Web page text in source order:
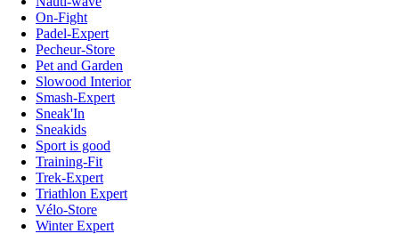
On-Fight
Padel-Expert
Pecheur-Store
Pet and Garden
Slowood Interior
Smash-Expert
Sneak'In
Sneakids
Sport is good
Training-Fit
Trek-Expert
Triathlon Expert
Vélo-Store
Winter Expert